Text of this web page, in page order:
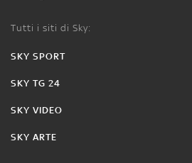
Tutti i siti di Sky:
SKY SPORT
SKY TG 24
SKY VIDEO
SKY ARTE